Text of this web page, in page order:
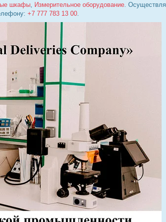
шкафы Измерительное оборудование .
+7 777 783 13 00